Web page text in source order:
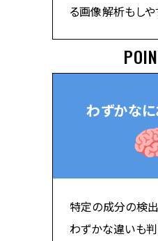
る画像解析もしや
わずかな
特定の成分の検
わずかな違いも判